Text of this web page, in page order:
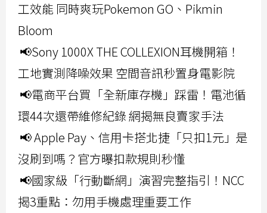
工效能 同時爽玩Pokemon GO、Pikmin
Bloom
📢Sony 1000X THE COLLEXION耳機開箱！
工地實測降噪效果 空間音訊秒置身電影院
📢電商平台買「全新庫存機」踩雷！電池循
環44次還帶維修紀錄 網揭無良賣家手法
📢 Apple Pay、信用卡搭北捷「只扣1元」是
沒刷到嗎？官方曝扣款規則秒懂
📢國家級「行動斷網」演習完整指引！NCC
揭3重點：勿用手機處理重要工作